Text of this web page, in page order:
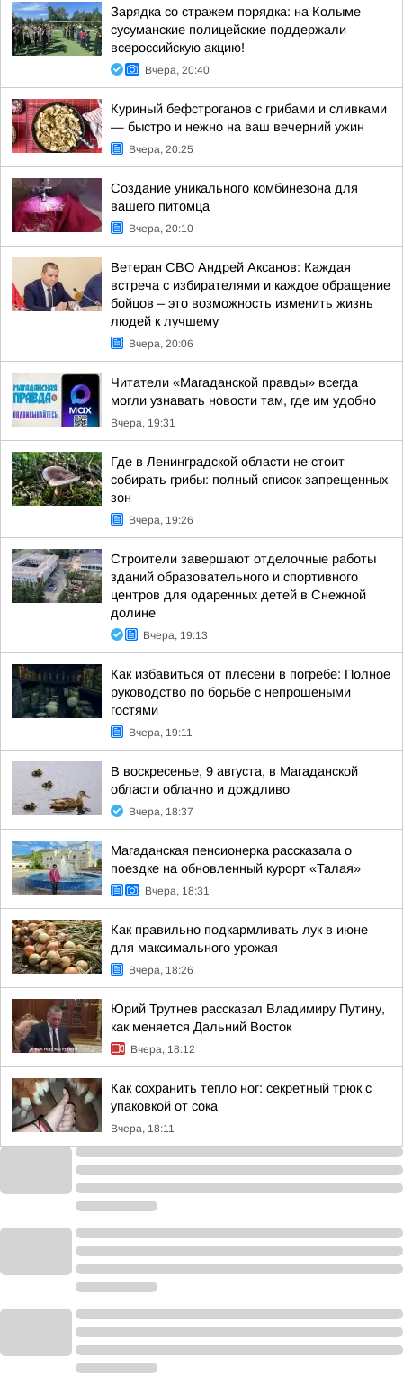
Зарядка со стражем порядка: на Колыме
сусуманские полицейские поддержали
всероссийскую акцию!
Вчера, 20:40
Куриный бефстроганов с грибами и сливками
— быстро и нежно на ваш вечерний ужин
Вчера, 20:25
Создание уникального комбинезона для
вашего питомца
Вчера, 20:10
Ветеран СВО Андрей Аксанов: Каждая
встреча с избирателями и каждое обращение
бойцов – это возможность изменить жизнь
людей к лучшему
Вчера, 20:06
Читатели «Магаданской правды» всегда
могли узнавать новости там, где им удобно
Вчера, 19:31
Где в Ленинградской области не стоит
собирать грибы: полный список запрещенных
зон
Вчера, 19:26
Строители завершают отделочные работы
зданий образовательного и спортивного
центров для одаренных детей в Снежной
долине
Вчера, 19:13
Как избавиться от плесени в погребе: Полное
руководство по борьбе с непрошеными
гостями
Вчера, 19:11
В воскресенье, 9 августа, в Магаданской
области облачно и дождливо
Вчера, 18:37
Магаданская пенсионерка рассказала о
поездке на обновленный курорт «Талая»
Вчера, 18:31
Как правильно подкармливать лук в июне
для максимального урожая
Вчера, 18:26
Юрий Трутнев рассказал Владимиру Путину,
как меняется Дальний Восток
Вчера, 18:12
Как сохранить тепло ног: секретный трюк с
упаковкой от сока
Вчера, 18:11